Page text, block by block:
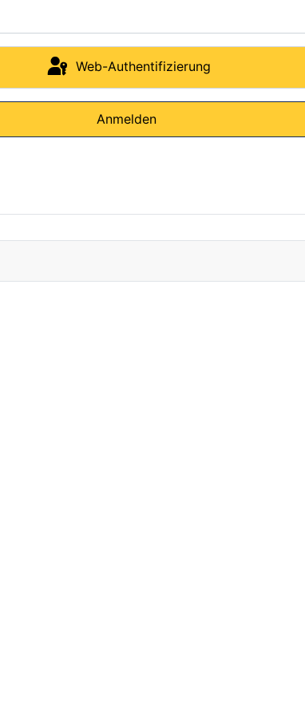
Web-Authentifizierung
Anmelden